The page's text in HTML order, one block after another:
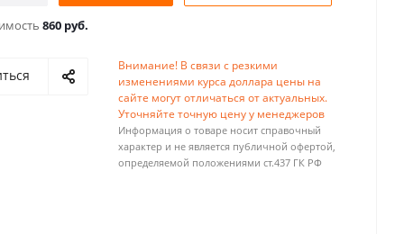
860 руб.
Внимание! В связи с резкими
изменениями курса доллара цены на
сайте могут отличаться от актуальных.
Уточняйте точную цену у менеджеров
Информация о товаре носит справочный
характер и не является публичной офертой,
определяемой положениями ст.437 ГК РФ